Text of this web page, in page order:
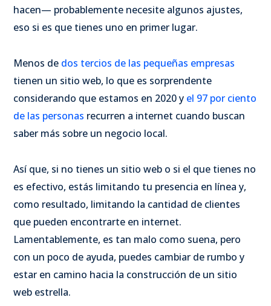
hacen— probablemente necesite algunos ajustes,
eso si es que tienes uno en primer lugar.
Menos de dos tercios de las pequeñas empresas
tienen un sitio web, lo que es sorprendente
considerando que estamos en 2020 y el 97 por ciento
de las personas recurren a internet cuando buscan
saber más sobre un negocio local.
Así que, si no tienes un sitio web o si el que tienes no
es efectivo, estás limitando tu presencia en línea y,
como resultado, limitando la cantidad de clientes
que pueden encontrarte en internet.
Lamentablemente, es tan malo como suena, pero
con un poco de ayuda, puedes cambiar de rumbo y
estar en camino hacia la construcción de un sitio
web estrella.